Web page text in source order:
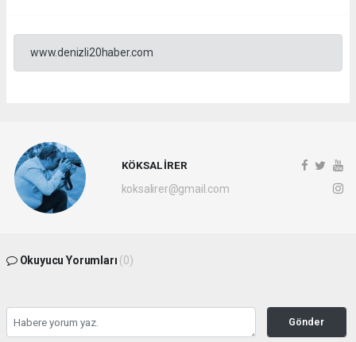
www.denizli20haber.com
KÖKSAL İRER
koksalirer@gmail.com
Okuyucu Yorumları (0)
Gönder